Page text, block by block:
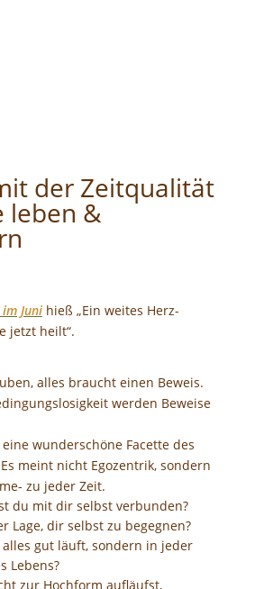
der Zeitqualität
leben &
Junihieß „Ein weites Herz-
jetzt heilt“.
alles braucht einen Beweis.
werden Beweise
wunderschöne Facette des
meint nicht Egozentrik, sondern
zu jeder Zeit.
du mit dir selbst verbunden?
Lage, dir selbst zu begegnen?
gut läuft, sondern in jeder
Lebens?
zur Hochform aufläufst,